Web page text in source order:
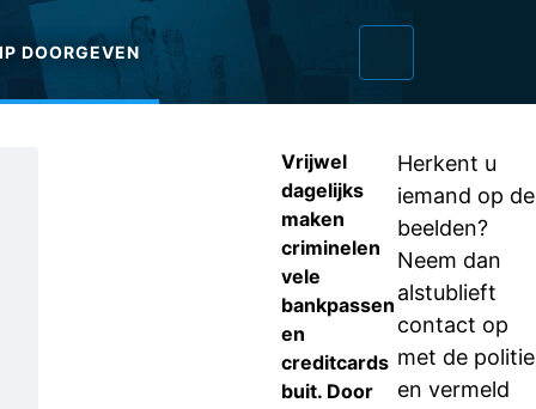
DOORGEVEN
Vrijwel
dagelijks
maken
criminelen
vele
bankpassen
en
creditcards
buit. Door
Herkent u
iemand op de
beelden?
Neem dan
alstublieft
contact op
met de politie
en vermeld